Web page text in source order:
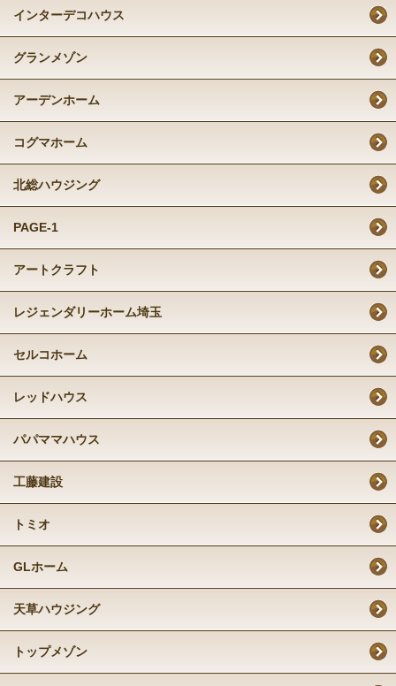
インターデコハウス
グランメゾン
アーデンホーム
コグマホーム
北総ハウジング
PAGE-1
アートクラフト
レジェンダリーホーム埼玉
セルコホーム
レッドハウス
パパママハウス
工藤建設
トミオ
GLホーム
天草ハウジング
トップメゾン